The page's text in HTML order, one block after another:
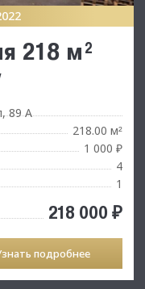
218 м²
89 А
218.00 м²
1 000 ₽
4
1
218 000 ₽
подробнее